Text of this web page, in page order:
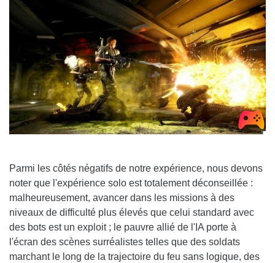
Parmi les côtés négatifs de notre expérience, nous devons
noter que l'expérience solo est totalement déconseillée :
malheureusement, avancer dans les missions à des
niveaux de difficulté plus élevés que celui standard avec
des bots est un exploit ; le pauvre allié de l'IA porte à
l'écran des scènes surréalistes telles que des soldats
marchant le long de la trajectoire du feu sans logique, des